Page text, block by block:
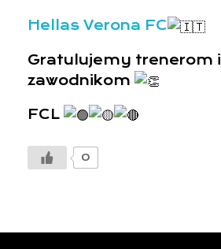
Hellas Verona FC
Gratulujemy trenerom i
zawodnikom
FCL
0